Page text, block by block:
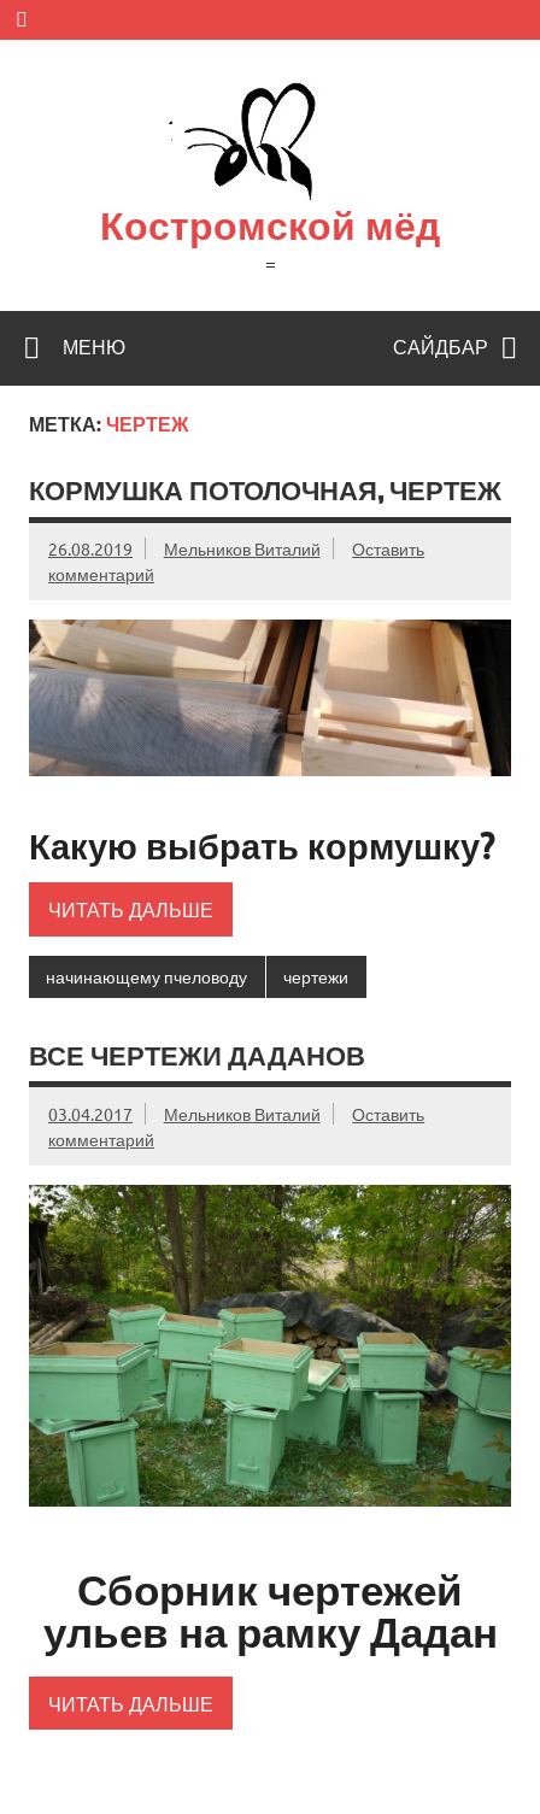
Skip
content
Костромской мёд
=
САЙДБАР
МЕНЮ
МЕТКА:ЧЕРТЕЖ
КОРМУШКА ПОТОЛОЧНАЯ, ЧЕРТЕЖ
26.08.2019 Мельников Виталий
Оставить
комментарий
Какую выбрать кормушку?
ЧИТАТЬ ДАЛЬШЕ
начинающему пчеловоду чертежи
ВСЕ ЧЕРТЕЖИ ДАДАНОВ
03.04.2017 Мельников Виталий
Оставить
комментарий
Сборник чертежей
ульев на рамку Дадан
ЧИТАТЬ ДАЛЬШЕ